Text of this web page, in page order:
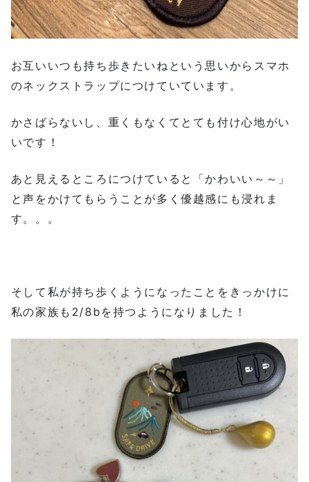
お互いいつも持ち歩きたいねという思いからスマホ
のネックストラップにつけていています。
かさばらないし、重くもなくてとても付け心地がい
いです！
あと見えるところにつけていると「かわいい～～」
と声をかけてもらうことが多く優越感にも浸れま
す。。。
そして私が持ち歩くようになったことをきっかけに
私の家族も2/8bを持つようになりました！